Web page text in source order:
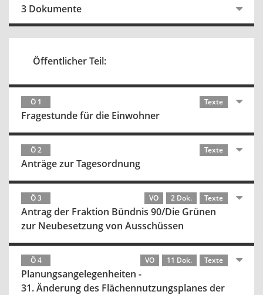
3 Dokumente
Öffentlicher Teil:
Ö 1 Texte
Fragestunde für die Einwohner
Ö 2 Texte
Anträge zur Tagesordnung
Ö 3 VO 2 Dok. Texte
Antrag der Fraktion Bündnis 90/Die Grünen
zur Neubesetzung von Ausschüssen
Ö 4 VO 11 Dok. Texte
Planungsangelegenheiten -
31. Änderung des Flächennutzungsplanes der